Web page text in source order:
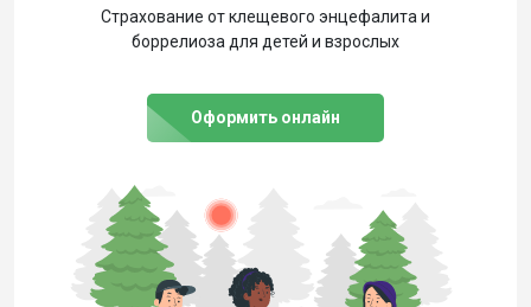
Страхование от клещевого энцефалита и
боррелиоза для детей и взрослых
Оформить онлайн